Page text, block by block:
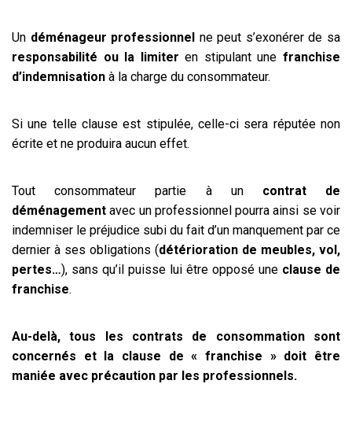
Un déménageur professionnel ne peut s’exonérer de sa
responsabilité ou la limiter en stipulant unefranchise
d’indemnisation à la charge du consommateur.
Si une telle clause est stipulée, celle-ci sera réputée non
écrite et ne produira aucun effet.
Tout consommateur partie à un contrat de
déménagementavec un professionnel pourra ainsi se voir
indemniser le préjudice subi du fait d’un manquement par ce
dernier à ses obligations (détérioration de meubles, vol,
pertes…), sans qu’il puisse lui être opposé une clause de
franchise.
Au-delà, tous les contrats de consommation sont
concernés et la clause de « franchise » doit être
maniée avec précaution par les professionnels.